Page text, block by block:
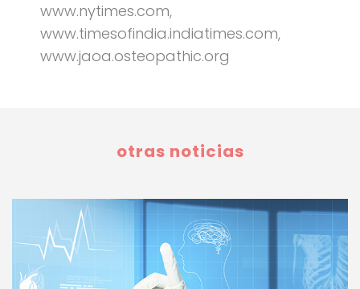
www.nytimes.com,
www.timesofindia.indiatimes.com,
www.jaoa.osteopathic.org
otras noticias